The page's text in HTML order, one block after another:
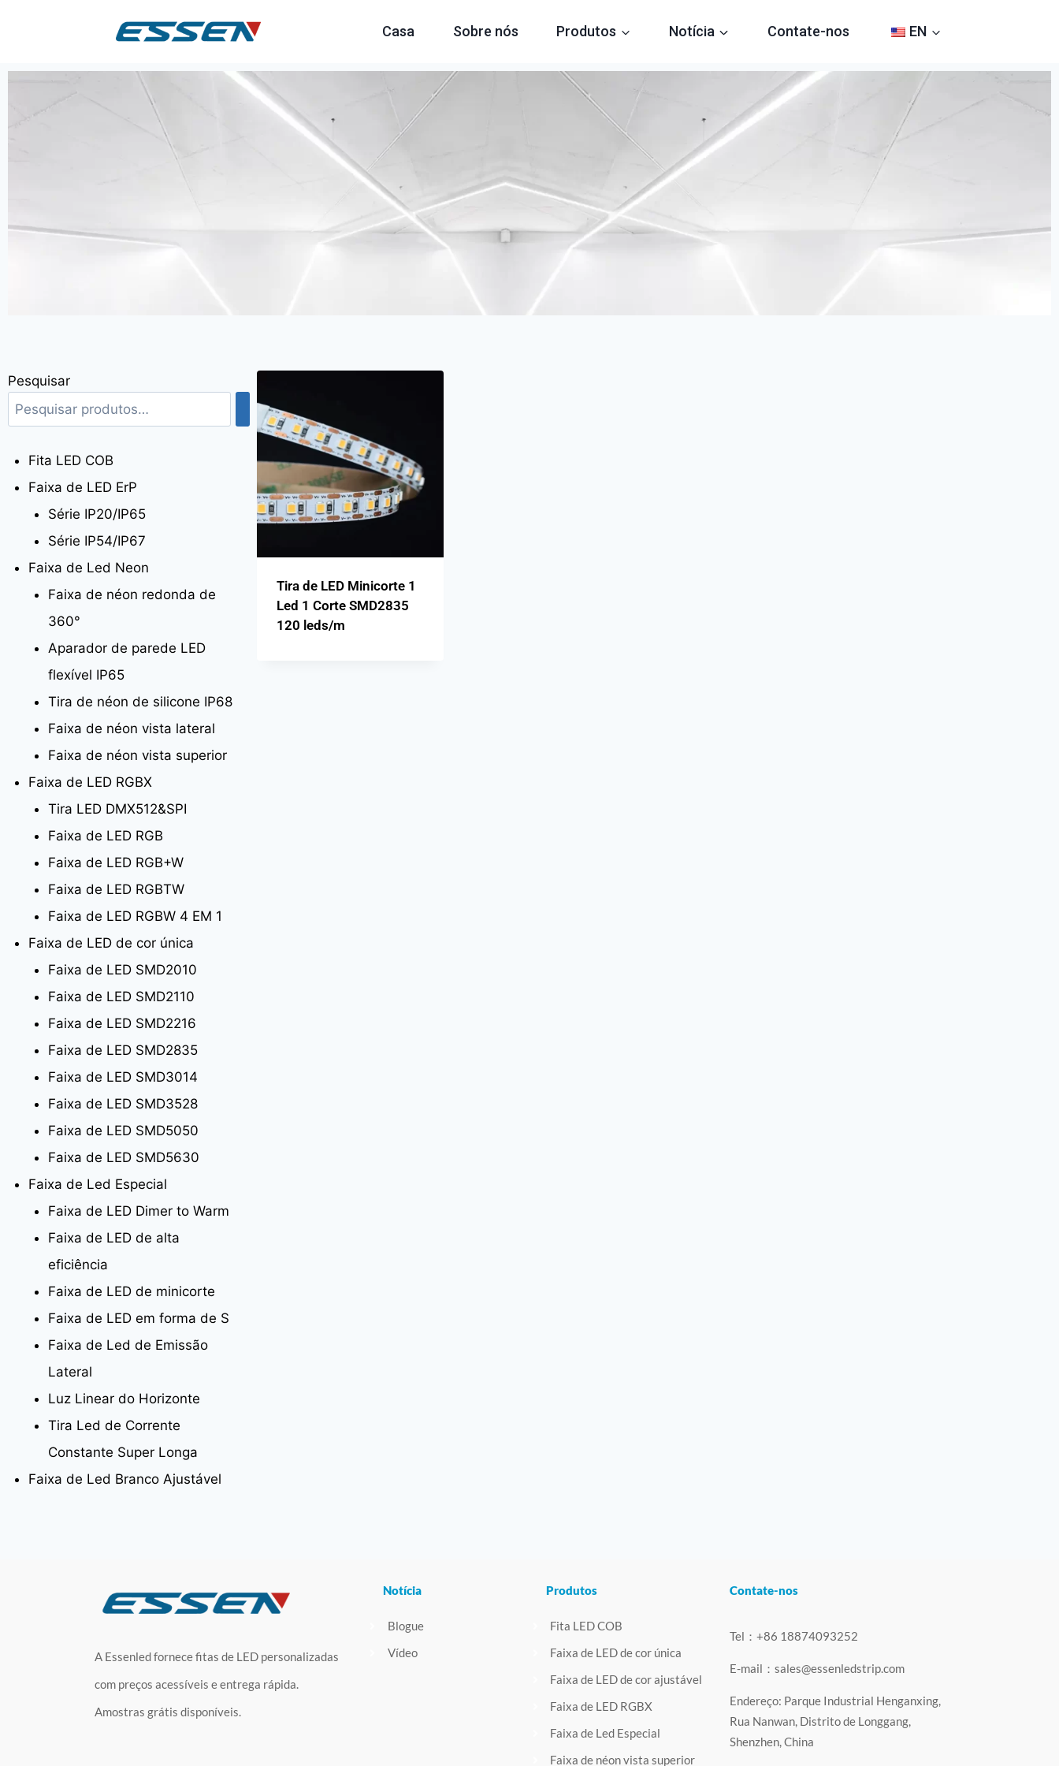
Casa Sobre nós Produtos Notícia Contate-nos EN
Pesquisar
Fita LED COB
Faixa de LED ErP
Série IP20/IP65
Série IP54/IP67
Faixa de Led Neon
Faixa de néon redonda de
360°
Aparador de parede LED
flexível IP65
Tira de néon de silicone IP68
Faixa de néon vista lateral
Faixa de néon vista superior
Faixa de LED RGBX
Tira LED DMX512&SPI
Faixa de LED RGB
Faixa de LED RGB+W
Faixa de LED RGBTW
Faixa de LED RGBW 4 EM 1
Faixa de LED de cor única
Faixa de LED SMD2010
Faixa de LED SMD2110
Faixa de LED SMD2216
Faixa de LED SMD2835
Faixa de LED SMD3014
Faixa de LED SMD3528
Faixa de LED SMD5050
Faixa de LED SMD5630
Faixa de Led Especial
Faixa de LED Dimer to Warm
Faixa de LED de alta
eficiência
Faixa de LED de minicorte
Faixa de LED em forma de S
Faixa de Led de Emissão
Lateral
Luz Linear do Horizonte
Tira Led de Corrente
Constante Super Longa
Faixa de Led Branco Ajustável
Tira de LED Minicorte 1
Led 1 Corte SMD2835
120 leds/m
A Essenled fornece fitas de LED personalizadas
com preços acessíveis e entrega rápida.
Amostras grátis disponíveis.
Notícia
Blogue
Vídeo
Produtos
Fita LED COB
Faixa de LED de cor única
Faixa de LED de cor ajustável
Faixa de LED RGBX
Faixa de Led Especial
Faixa de néon vista superior
Contate-nos
Tel：+86 18874093252
E-mail： sales@essenledstrip.com
Endereço: Parque Industrial Henganxing,
Rua Nanwan, Distrito de Longgang,
Shenzhen, China